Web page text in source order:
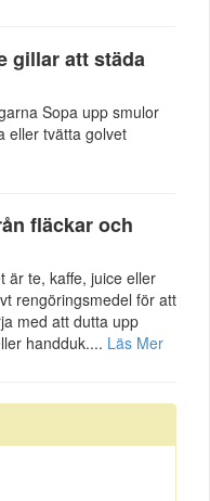
gillar att städa
Sopa upp smulor
eller tvätta golvet
fläckar och
är te, kaffe, juice eller
rengöringsmedel för att
med att dutta upp
handduk.... Läs Mer